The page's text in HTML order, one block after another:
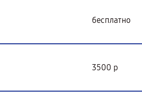
бесплатно
3500 р